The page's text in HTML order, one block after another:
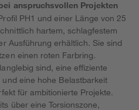
anspruchsvollen Projekten
PH1 und einer Länge von 25
hartem, schlagfestem
Ausführung erhältlich. Sie sind
einen roten Farbring.
sind, eine effiziente
eine hohe Belastbarkeit
für ambitionierte Projekte.
über eine Torsionszone,